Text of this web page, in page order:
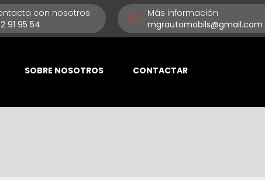
con nosotros
91 95 54
Más información
mgrautomobils@gmail.com
SOBRE NOSOTROS CONTACTAR